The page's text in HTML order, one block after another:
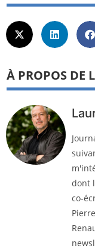
À PROPOS DE
dont
co-